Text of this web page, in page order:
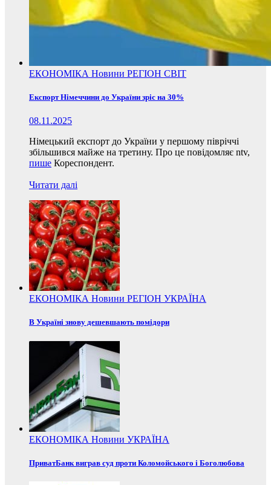
ЕКОНОМІКА Новини РЕГІОН СВІТ
Експорт Німеччини до України зріс на 30%
08.11.2025
Німецький експорт до України у першому півріччі
збільшився майже на третину. Про це повідомляє ntv,
пише Кореспондент.
Читати далі
ЕКОНОМІКА Новини РЕГІОН УКРАЇНА
В Україні знову дешевшають помідори
ЕКОНОМІКА Новини УКРАЇНА
ПриватБанк виграв суд проти Коломойського і Боголюбова